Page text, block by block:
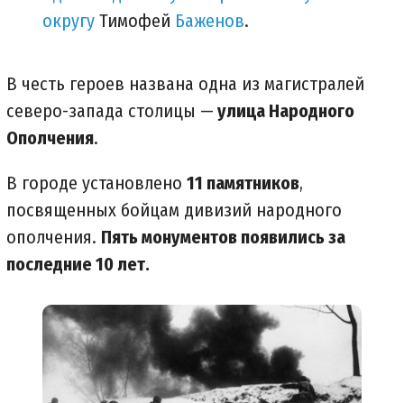
округу Тимофей Баженов.
В честь героев названа одна из магистралей
северо-запада столицы — улица Народного
Ополчения.
В городе установлено 11 памятников,
посвященных бойцам дивизий народного
ополчения. Пять монументов появились за
последние 10 лет.